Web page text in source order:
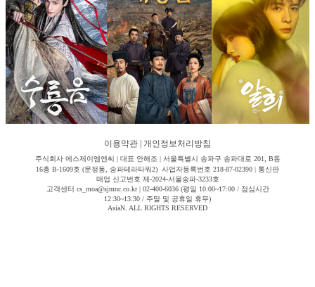
이용약관 개인정보처리방침
주식회사 에스제이엠엔씨 | 대표 안해조 | 서울특별시 송파구 송파대로 201, B동
16층 B-1609호 (문정동, 송파테라타워2) 사업자등록번호 218-87-02390 | 통신판
매업 신고번호 제-2024-서울송파-3233호
고객센터 cs_moa@sjmnc.co.kr | 02-400-6036 (평일 10:00~17:00 / 점심시간
12:30~13:30 / 주말 및 공휴일 휴무)
AsiaN. ALL RIGHTS RESERVED